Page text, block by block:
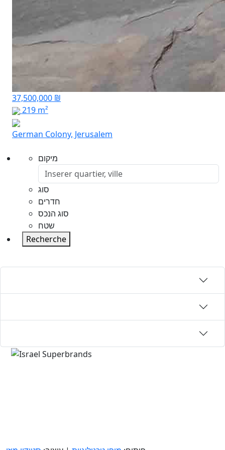
37,500,000 ₪
219 m²
German Colony, Jerusalem
מיקום
סוג
חדרים
סוג הנכס
שטח
Recherche